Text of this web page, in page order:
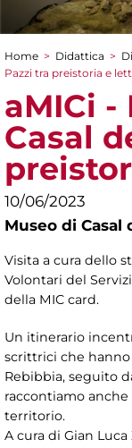
Tu sei qui
Home > Didattica >
Pazzi tra preistoria e
aMICi -
Casal
10/06/2023
Museo di Casal
Visita a cura dello
Volontari del
della MIC card.
Un itinerario
scrittrici che
Rebibbia, seguito
raccontiamo
territorio.
A cura di Gian